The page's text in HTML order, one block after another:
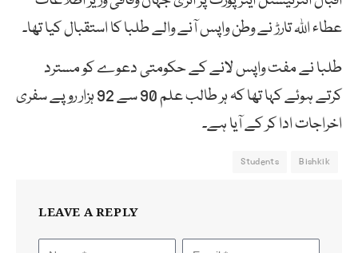
عطاء اللہ تارڑ نے وطن واپس آنے والے طلبا کا استقبال کیا تھا۔
طلبا نے مفت واپس لانے کے حکومتی دعوے کو مسترد
کرتے ہوئے کہا تھا کہ ہر طالب علم 90 سے 92 ہزار روپے سفری
اخراجات ادا کر کے آیا ہے۔
Bishkik
Students
LEAVE A REPLY